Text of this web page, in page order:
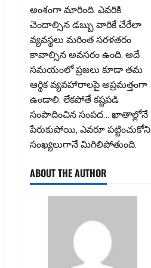
అంశంగా మారింది. ఎవరికి
చెందాల్సిన డబ్బు వారికే చేరేలా
వ్యవస్థలు మరింత సరళతరం
కావాల్సిన అవసరం ఉంది. అదే
సమయంలో ప్రజలు కూడా తమ
ఆర్థిక వ్యవహారాలపై అప్రమత్తంగా
ఉండాలి. లేకపోతే కష్టపడి
సంపాదించిన సంపద… ఖాతాల్లోనే
పేరుకుపోయి, ఎవరూ పట్టించుకోని
సంఖ్యలుగానే మిగిలిపోతుంది.
ABOUT THE AUTHOR